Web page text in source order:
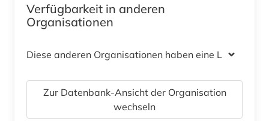
Verfügbarkeit in anderen
Organisationen
Diese anderen Organisationen haben eine Lizenz
Zur Datenbank-Ansicht der Organisation
wechseln